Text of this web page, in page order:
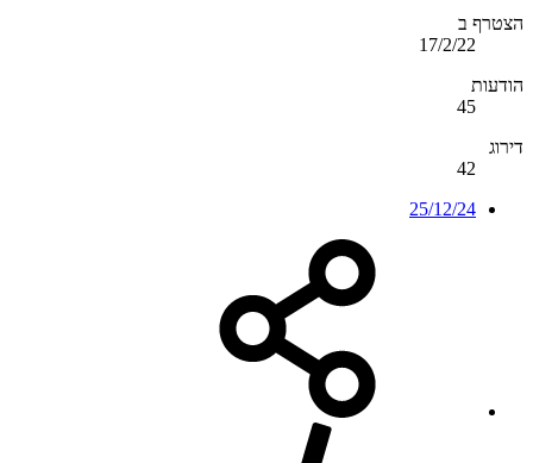
הצטרף ב
17/2/22
הודעות
45
דירוג
42
25/12/24